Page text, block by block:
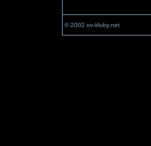
© 2002 ov-kluby.net